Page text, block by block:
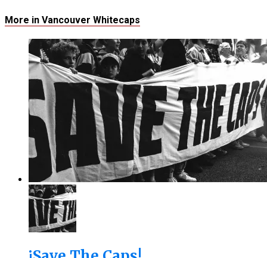
More in Vancouver Whitecaps